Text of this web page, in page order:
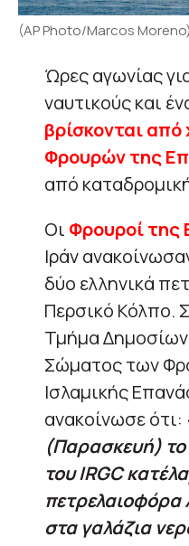
(AP Photo/Marcos Moreno)
Ώρες αγωνίας
ναυτικούς και
βρίσκονται
Φρουρών της
από
Οι Φρουροί
Ιράν
δύο ελληνικά
Περσικό Κόλπο.
Τμήμα
Σώματος των
Ισλαμικής
ανακοίνωσε ότι:
(Παρασκευή) το
του IRGC
στα γαλάζια